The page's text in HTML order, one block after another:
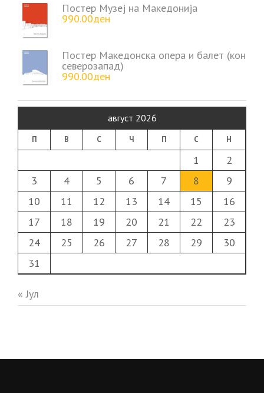
Постер Музеј на Македонија
990.00ден
Постер Македонска опера и балет (кон
северозапад)
990.00ден
август 2026
П В С Ч П С Н
1
2
3
4 5 6 7 8
9
10
11 12 13 14 15
16
17
18 19 20 21 22
23
24
25 26 27 28 29
30
31
« Јул